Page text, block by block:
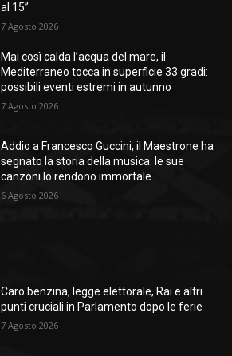
al 15”
7 Agosto 2026
Mai così calda l’acqua del mare, il
Mediterraneo tocca in superficie 33 gradi:
possibili eventi estremi in autunno
7 Agosto 2026
Addio a Francesco Guccini, il Maestrone ha
segnato la storia della musica: le sue
canzoni lo rendono immortale
6 Agosto 2026
Caro benzina, legge elettorale, Rai e altri
punti cruciali in Parlamento dopo le ferie
7 Agosto 2026